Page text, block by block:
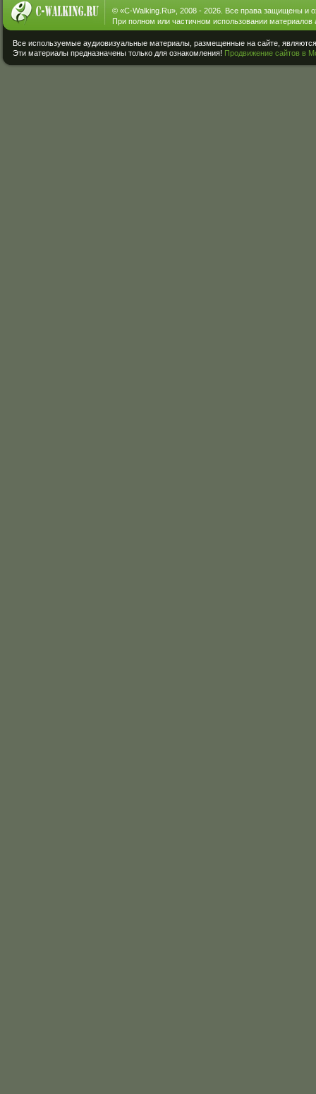
© «C-Walking.Ru», 2008 - 2026. Все права защищены и
При полном или частичном использовании материалов
Все используемые аудиовизуальные материалы, размещенные на сайте,
Эти материалы предназначены только для ознакомления! Продвижение сайтов в